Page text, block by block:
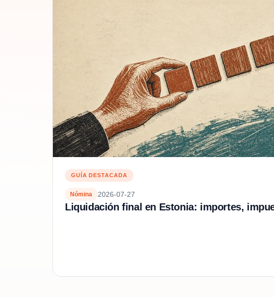
GUÍA DESTACADA
Nómina 2026-07-27
Liquidación final en Estonia: importes,